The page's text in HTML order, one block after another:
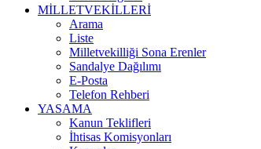
MİLLETVEKİLLERİ
Arama
Liste
Milletvekilliği Sona Erenler
Sandalye Dağılımı
E-Posta
Telefon Rehberi
YASAMA
Kanun Teklifleri
İhtisas Komisyonları